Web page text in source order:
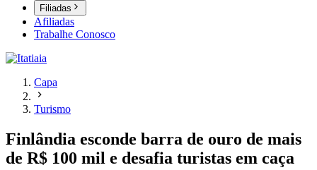
Filiadas
Afiliadas
Trabalhe Conosco
Capa
Turismo
Finlândia esconde barra de ouro de mais
de R$ 100 mil e desafia turistas em caça